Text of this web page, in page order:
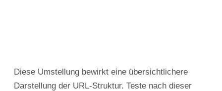
Diese Umstellung bewirkt eine übersichtlichere
Darstellung der URL-Struktur. Teste nach dieser